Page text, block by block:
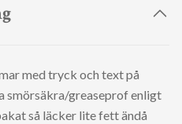
med tryck och text på
smörsäkra/greaseprof enligt
så läcker lite fett ändå